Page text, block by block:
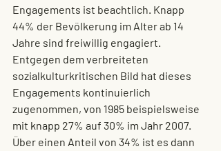
Engagements ist beachtlich. Knapp
44% der Bevölkerung im Alter ab 14
Jahre sind freiwillig engagiert.
Entgegen dem verbreiteten
sozialkulturkritischen Bild hat dieses
Engagements kontinuierlich
zugenommen, von 1985 beispielsweise
mit knapp 27% auf 30% im Jahr 2007.
Über einen Anteil von 34% ist es dann